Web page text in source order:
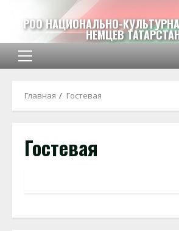
содержимому
РОО НАЦИОНАЛЬНО-
НЕМЦЕВ
Основное
Главная Гостевая
Гостевая